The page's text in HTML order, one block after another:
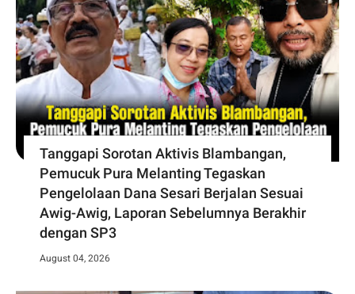
Tanggapi Sorotan Aktivis Blambangan,
Pemucuk Pura Melanting Tegaskan
Pengelolaan Dana Sesari Berjalan Sesuai
Awig-Awig, Laporan Sebelumnya Berakhir
dengan SP3
August 04, 2026